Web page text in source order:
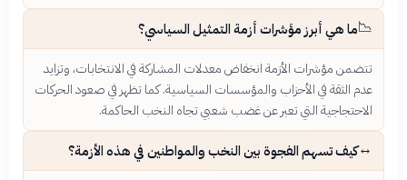
📉ما هي أبرز مؤشرات أزمة التمثيل السياسي؟
تتضمن مؤشرات الأزمة انخفاض معدلات المشاركة في الانتخابات، وتزايد
عدم الثقة في الأحزاب والمؤسسات السياسية. كما تظهر في صعود الحركات
الاحتجاجية التي تعبر عن غضب شعبي تجاه النخب الحاكمة.
↔️كيف تسهم الفجوة بين النخب والمواطنين في هذه الأزمة؟